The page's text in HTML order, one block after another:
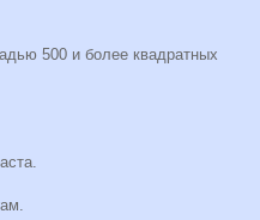
500 и более квадратных